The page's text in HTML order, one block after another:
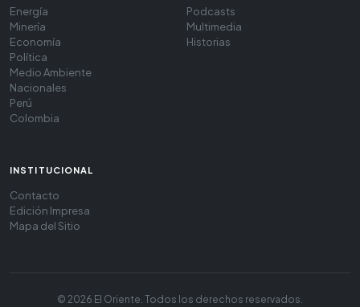
Energía
Minería
Economía
Política
Medio Ambiente
Nacionales
Perú
Colombia
Podcasts
Multimedia
Historias
INSTITUCIONAL
Contacto
Edición Impresa
Mapa del Sitio
© 2026 El Oriente. Todos los derechos reservados.